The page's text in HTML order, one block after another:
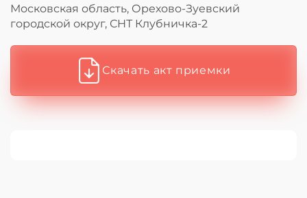
Московская область, Орехово-Зуевский
городской округ, СНТ Клубничка-2
Скачать акт приемки